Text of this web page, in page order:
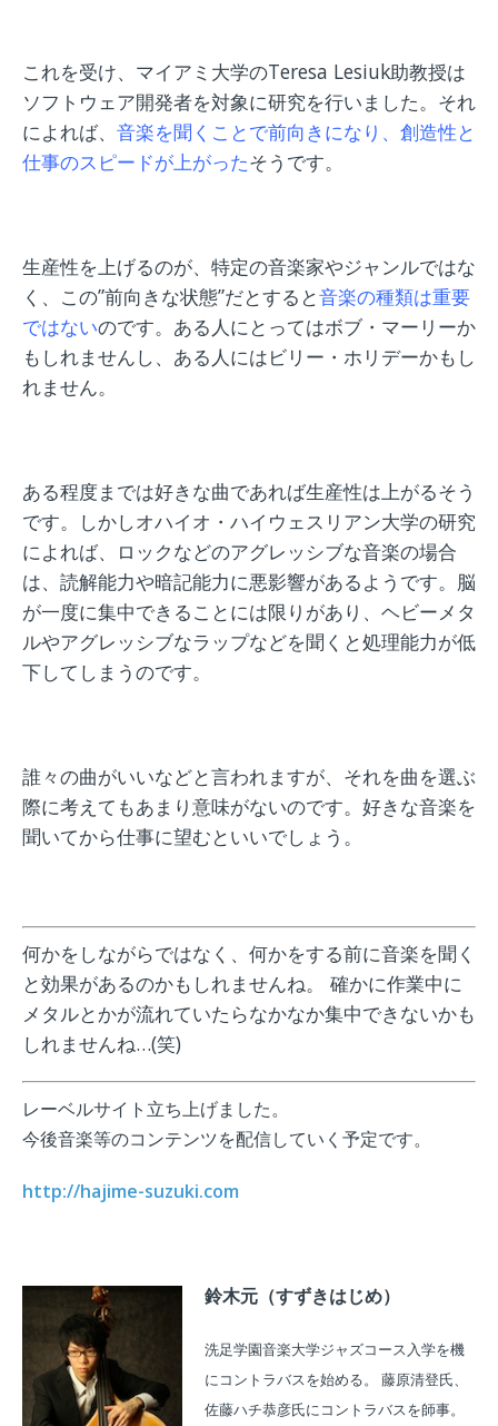
これを受け、マイアミ大学のTeresa Lesiuk助教授は
ソフトウェア開発者を対象に研究を行いました。それ
によれば、 音楽を聞くことで前向きになり、創造性と
仕事のスピードが上がったそうです。
生産性を上げるのが、特定の音楽家やジャンルではな
く、この”前向きな状態”だとすると音楽の種類は重要
ではないのです。ある人にとってはボブ・マーリーか
もしれませんし、ある人にはビリー・ホリデーかもし
れません。
ある程度までは好きな曲であれば生産性は上がるそう
です。しかしオハイオ・ハイウェスリアン大学の研究
によれば、ロックなどのアグレッシブな音楽の場合
は、読解能力や暗記能力に悪影響があるようです。脳
が一度に集中できることには限りがあり、ヘビーメタ
ルやアグレッシブなラップなどを聞くと処理能力が低
下してしまうのです。
誰々の曲がいいなどと言われますが、それを曲を選ぶ
際に考えてもあまり意味がないのです。好きな音楽を
聞いてから仕事に望むといいでしょう。
何かをしながらではなく、何かをする前に音楽を聞く
と効果があるのかもしれませんね。 確かに作業中に
メタルとかが流れていたらなかなか集中できないかも
しれませんね…(笑)
レーベルサイト立ち上げました。
今後音楽等のコンテンツを配信していく予定です。
http://hajime-suzuki.com
鈴木元（すずきはじめ）
洗足学園音楽大学ジャズコース入学を機
にコントラバスを始める。 藤原清登氏、
佐藤ハチ恭彦氏にコントラバスを師事。